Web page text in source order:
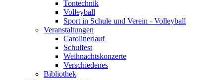
Tontechnik
Volleyball
Sport in Schule und Verein - Volleyball
Veranstaltungen
Carolinerlauf
Schulfest
Weihnachtskonzerte
Verschiedenes
Bibliothek